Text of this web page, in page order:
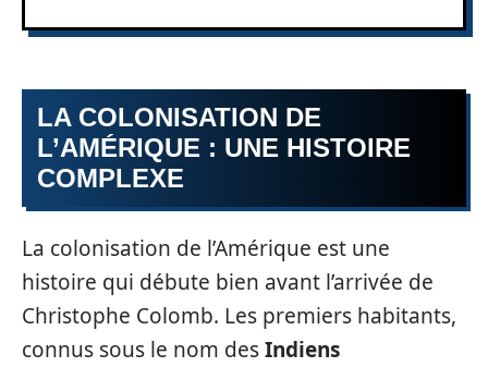
LA COLONISATION DE
L’AMÉRIQUE : UNE HISTOIRE
COMPLEXE
La colonisation de l’Amérique est une
histoire qui débute bien avant l’arrivée de
Christophe Colomb. Les premiers habitants,
connus sous le nom desIndiens